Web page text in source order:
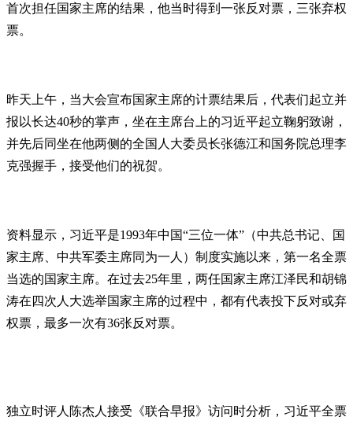
首次担任国家主席的结果，他当时得到一张反对票，三张弃权
票。
昨天上午，当大会宣布国家主席的计票结果后，代表们起立并
报以长达40秒的掌声，坐在主席台上的习近平起立鞠躬致谢，
并先后同坐在他两侧的全国人大委员长张德江和国务院总理李
克强握手，接受他们的祝贺。
资料显示，习近平是1993年中国“三位一体”（中共总书记、国
家主席、中共军委主席同为一人）制度实施以来，第一名全票
当选的国家主席。在过去25年里，两任国家主席江泽民和胡锦
涛在四次人大选举国家主席的过程中，都有代表投下反对或弃
权票，最多一次有36张反对票。
独立时评人陈杰人接受《联合早报》访问时分析，习近平全票